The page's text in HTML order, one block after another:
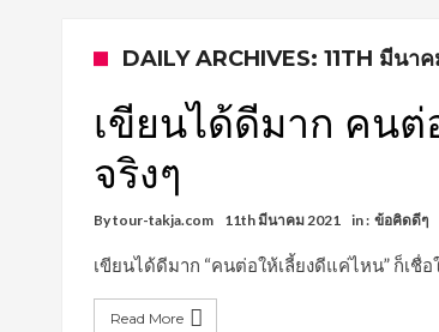
DAILY ARCHIVES: 11TH มีนา
เขียนได้ดีมาก คนต่
จริงๆ
Bytour-takja.com 11th มีนาคม 2021 in : ข้อคิดดีๆ
เขียนได้ดีมาก “คนต่อให้เลี้ยงดีแค่ไหน” ก็เชื่อ
Read More